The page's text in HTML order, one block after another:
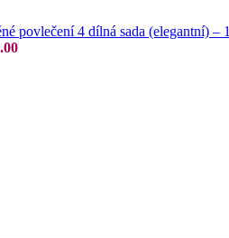
povlečení 4 dílná sada (elegantní) –